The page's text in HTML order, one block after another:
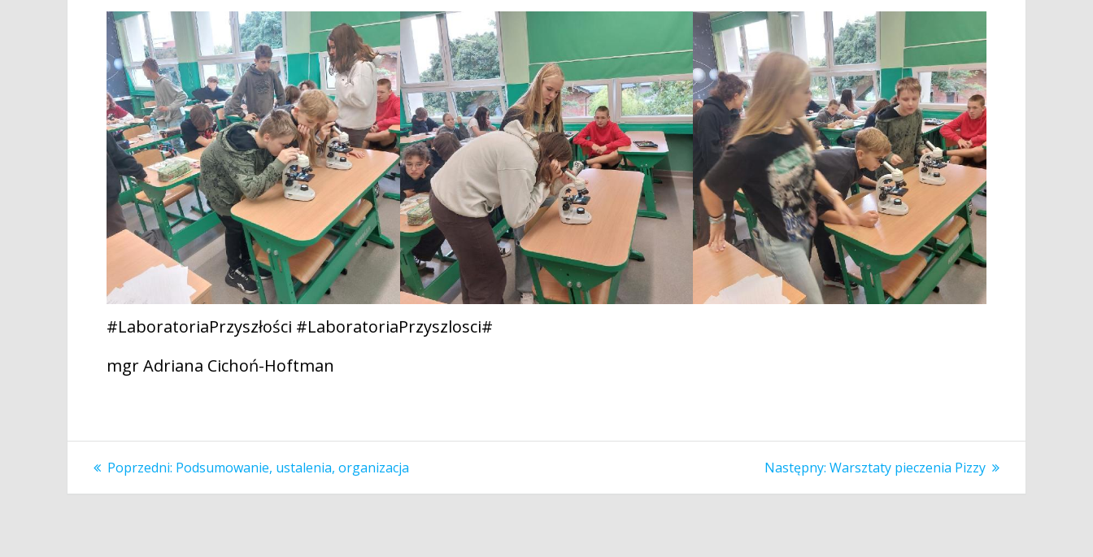
#LaboratoriaPrzyszłości #LaboratoriaPrzyszlosci#
mgr Adriana Cichoń-Hoftman
Nawigacja
wpisu
Poprzedni: Poprzedni
Podsumowanie, ustalenia, organizacja Następny: Następny
Warsztaty pieczenia Pizzy